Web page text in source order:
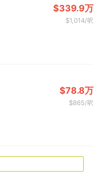
$339.9万
$1,014/呎
$78.8万
$865/呎